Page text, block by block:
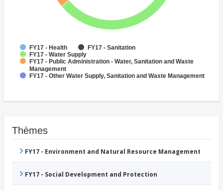
FY17 - Health
FY17 - Sanitation
FY17 - Water Supply
FY17 - Public Administration - Water, Sanitation and Waste
Management
FY17 - Other Water Supply, Sanitation and Waste Management
Thèmes
FY17 - Environment and Natural Resource Management
FY17 - Social Development and Protection